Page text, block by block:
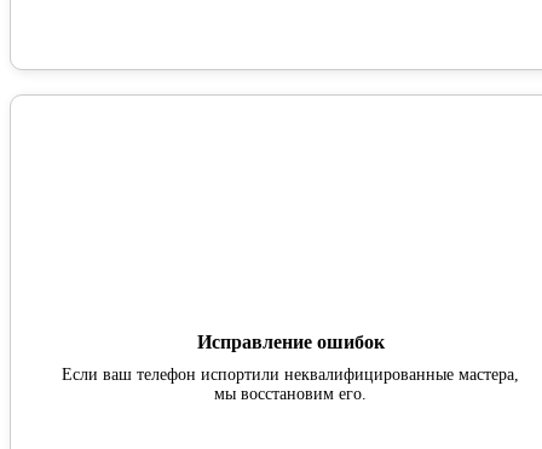
Исправление ошибок
Если ваш телефон испортили неквалифицированные мастера,
мы восстановим его.